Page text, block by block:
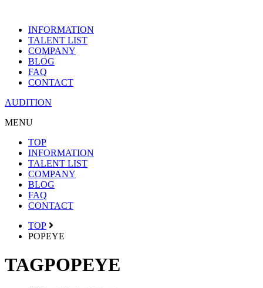
INFORMATION
TALENT LIST
COMPANY
BLOG
FAQ
CONTACT
AUDITION
MENU
TOP
INFORMATION
TALENT LIST
COMPANY
BLOG
FAQ
CONTACT
TOP
POPEYE
TAGPOPEYE